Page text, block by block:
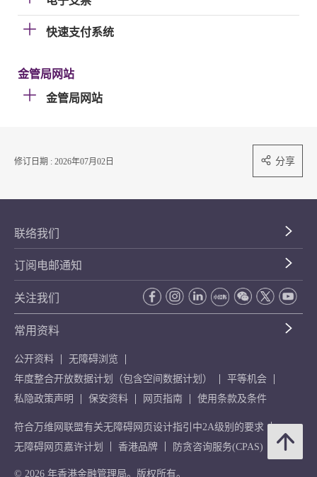
快速支付系统
金管局网站
金管局网站
修订日期 : 2026年07月02日 分享
联络我们
订阅电邮通知
关注我们
常用资料
公开资料
无障碍浏览
年度整合开放数据计划（包含空间数据计划）
平等机会
私隐政策声明
保安资料 网页指南 使用条款及条件
符合万维网联盟有关无障碍网页设计指引中2A级别的要求
无障碍网页嘉许计划
香港品牌 防贪咨询服务(CPAS)
© 2026 年香港金融管理局。版权所有。